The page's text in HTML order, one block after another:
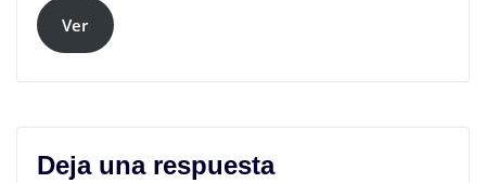
Ver
Deja una respuesta